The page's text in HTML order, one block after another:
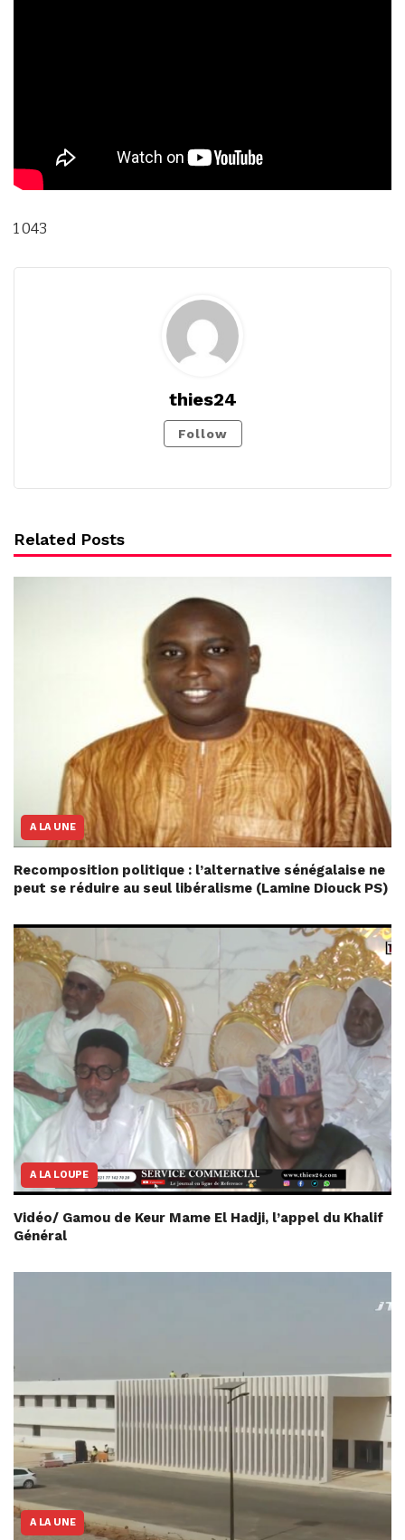
1 043
thies24
Follow
Related Posts
A LA UNE
Recomposition politique : l’alternative sénégalaise ne
peut se réduire au seul libéralisme (Lamine Diouck PS)
A LA LOUPE
Vidéo/ Gamou de Keur Mame El Hadji, l’appel du Khalif
Général
A LA UNE